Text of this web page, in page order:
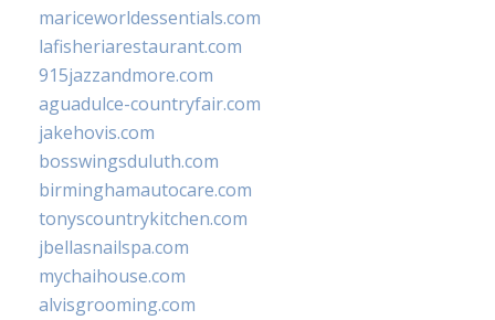
mariceworldessentials.com
lafisheriarestaurant.com
915jazzandmore.com
aguadulce-countryfair.com
jakehovis.com
bosswingsduluth.com
birminghamautocare.com
tonyscountrykitchen.com
jbellasnailspa.com
mychaihouse.com
alvisgrooming.com